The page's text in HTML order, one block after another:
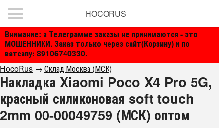
Внимание: в Телеграмме заказы не принимаются - это
МОШЕННИКИ. Заказ только через сайт(Корзину) и по
ватсапу: 89106740330.
HOCORUS
HocoRus → Склад Москва (МСК)
Накладка Xiaomi Poco X4 Pro 5G,
красный силиконовая soft touch
2mm 00-00049759 (МСК) оптом